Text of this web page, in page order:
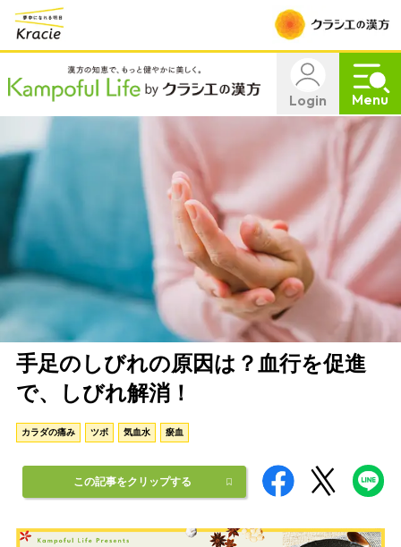
Login Menu
手足のしびれの原因は？血行を促進
で、しびれ解消！
カラダの痛み ツボ 気血水 瘀血
この記事をクリップする